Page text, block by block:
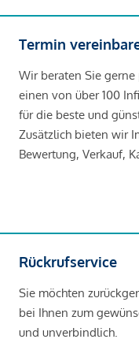
Termin
Wir beraten Sie
einen von über 100
für die beste und
Zusätzlich bieten wir
Bewertung, Verkauf,
Rückrufservice
Sie möchten
bei Ihnen zum
und unverbindlich.